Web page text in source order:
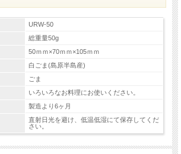
URW-50
総重量50g
50ｍｍ×70ｍｍ×105ｍｍ
白ごま(島原半島産)
ごま
いろいろなお料理にお使いください。
製造より6ヶ月
直射日光を避け、低温低湿にて保存してくだ
さい。